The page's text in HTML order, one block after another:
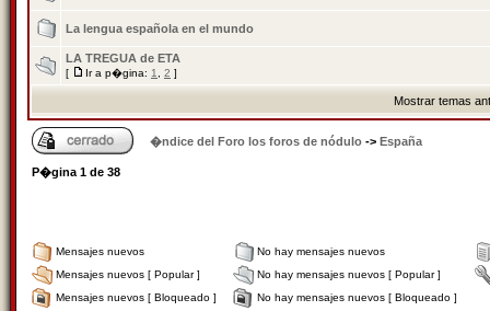
La lengua española en el mundo
LA TREGUA de ETA
[ Ir a p�gina: 1 2 ]
Mostrar temas
�ndice del Foro los foros de nódulo -> España
P�gina 1 de 38
Mensajes nuevos
No hay mensajes nuevos
Mensajes nuevos [ Popular ]
No hay mensajes nuevos [ Popular ]
Mensajes nuevos [ Bloqueado ]
No hay mensajes nuevos [ Bloqueado ]